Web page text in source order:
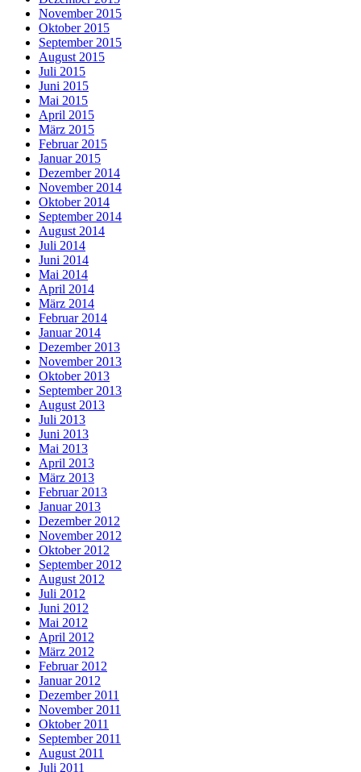
November 2015
Oktober 2015
September 2015
August 2015
Juli 2015
Juni 2015
Mai 2015
April 2015
März 2015
Februar 2015
Januar 2015
Dezember 2014
November 2014
Oktober 2014
September 2014
August 2014
Juli 2014
Juni 2014
Mai 2014
April 2014
März 2014
Februar 2014
Januar 2014
Dezember 2013
November 2013
Oktober 2013
September 2013
August 2013
Juli 2013
Juni 2013
Mai 2013
April 2013
März 2013
Februar 2013
Januar 2013
Dezember 2012
November 2012
Oktober 2012
September 2012
August 2012
Juli 2012
Juni 2012
Mai 2012
April 2012
März 2012
Februar 2012
Januar 2012
Dezember 2011
November 2011
Oktober 2011
September 2011
August 2011
Juli 2011